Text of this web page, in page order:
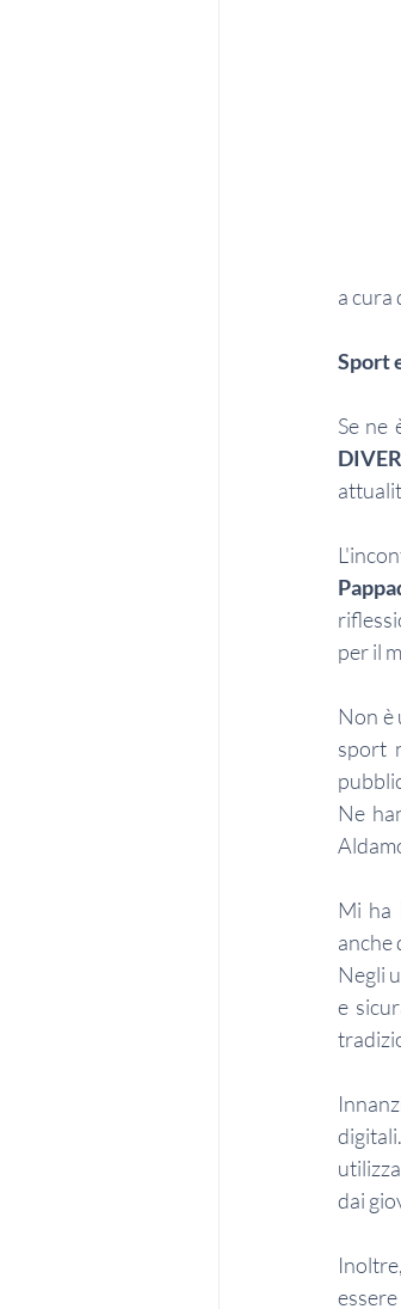
a cura
Sport
Se ne
per il
Non è
sport
Ne
Mi ha
anche
Negli
e
dai